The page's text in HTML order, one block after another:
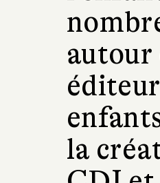
autour
la